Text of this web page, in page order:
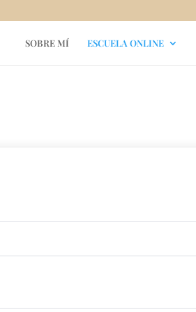
SOBRE MÍ ESCUELA ONLINE